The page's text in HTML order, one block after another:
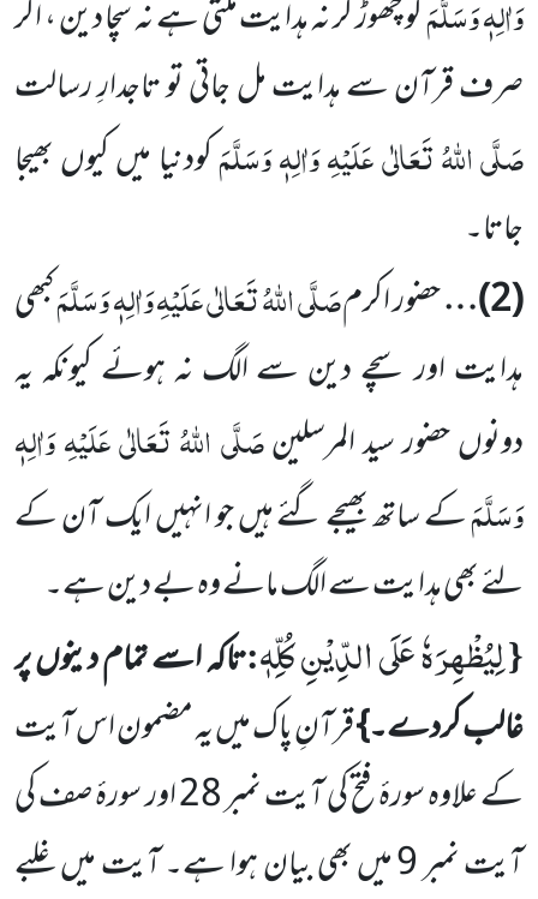
وَاٰلِہٖ وَسَلَّمَکو چھوڑ کر نہ ہدایت ملتی ہے نہ سچا دین ، اگر
صرف قرآن سے ہدایت مل جاتی تو تاجدارِ رسالت
صَلَّی اللہُ تَعَالٰی عَلَیْہِ وَاٰلِہٖ وَسَلَّمَکودنیا میں کیوں بھیجا
جاتا۔
(
2
)…حضور اکرمصَلَّی اللہُ تَعَالٰی عَلَیْہِ وَاٰلِہٖ وَسَلَّمَکبھی
ہدایت اور سچے دین سے الگ نہ ہوئے کیونکہ یہ
دونوں حضور سید المرسلینصَلَّی اللہُ تَعَالٰی عَلَیْہِ وَاٰلِہٖ
وَسَلَّمَکے ساتھ بھیجے گئے ہیں جو انہیں ایک آن کے
لئے بھی ہدایت سے الگ مانے وہ بے دین ہے۔
{لِیُظْهِرَهٗ عَلَى الدِّیْنِ كُلِّهٖ:تاکہ اسے تمام دینوں پر
غالب کردے۔}قرآنِ پاک میں یہ مضمون اس آیت
کے علاوہ سورۂ فتح کی آیت نمبر28اور سورۂ صف کی
آیت نمبر9میں بھی بیان ہوا ہے۔آیت میں غلبے